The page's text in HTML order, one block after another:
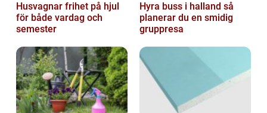
Husvagnar frihet på hjul
för både vardag och
semester
Hyra buss i halland så
planerar du en smidig
gruppresa